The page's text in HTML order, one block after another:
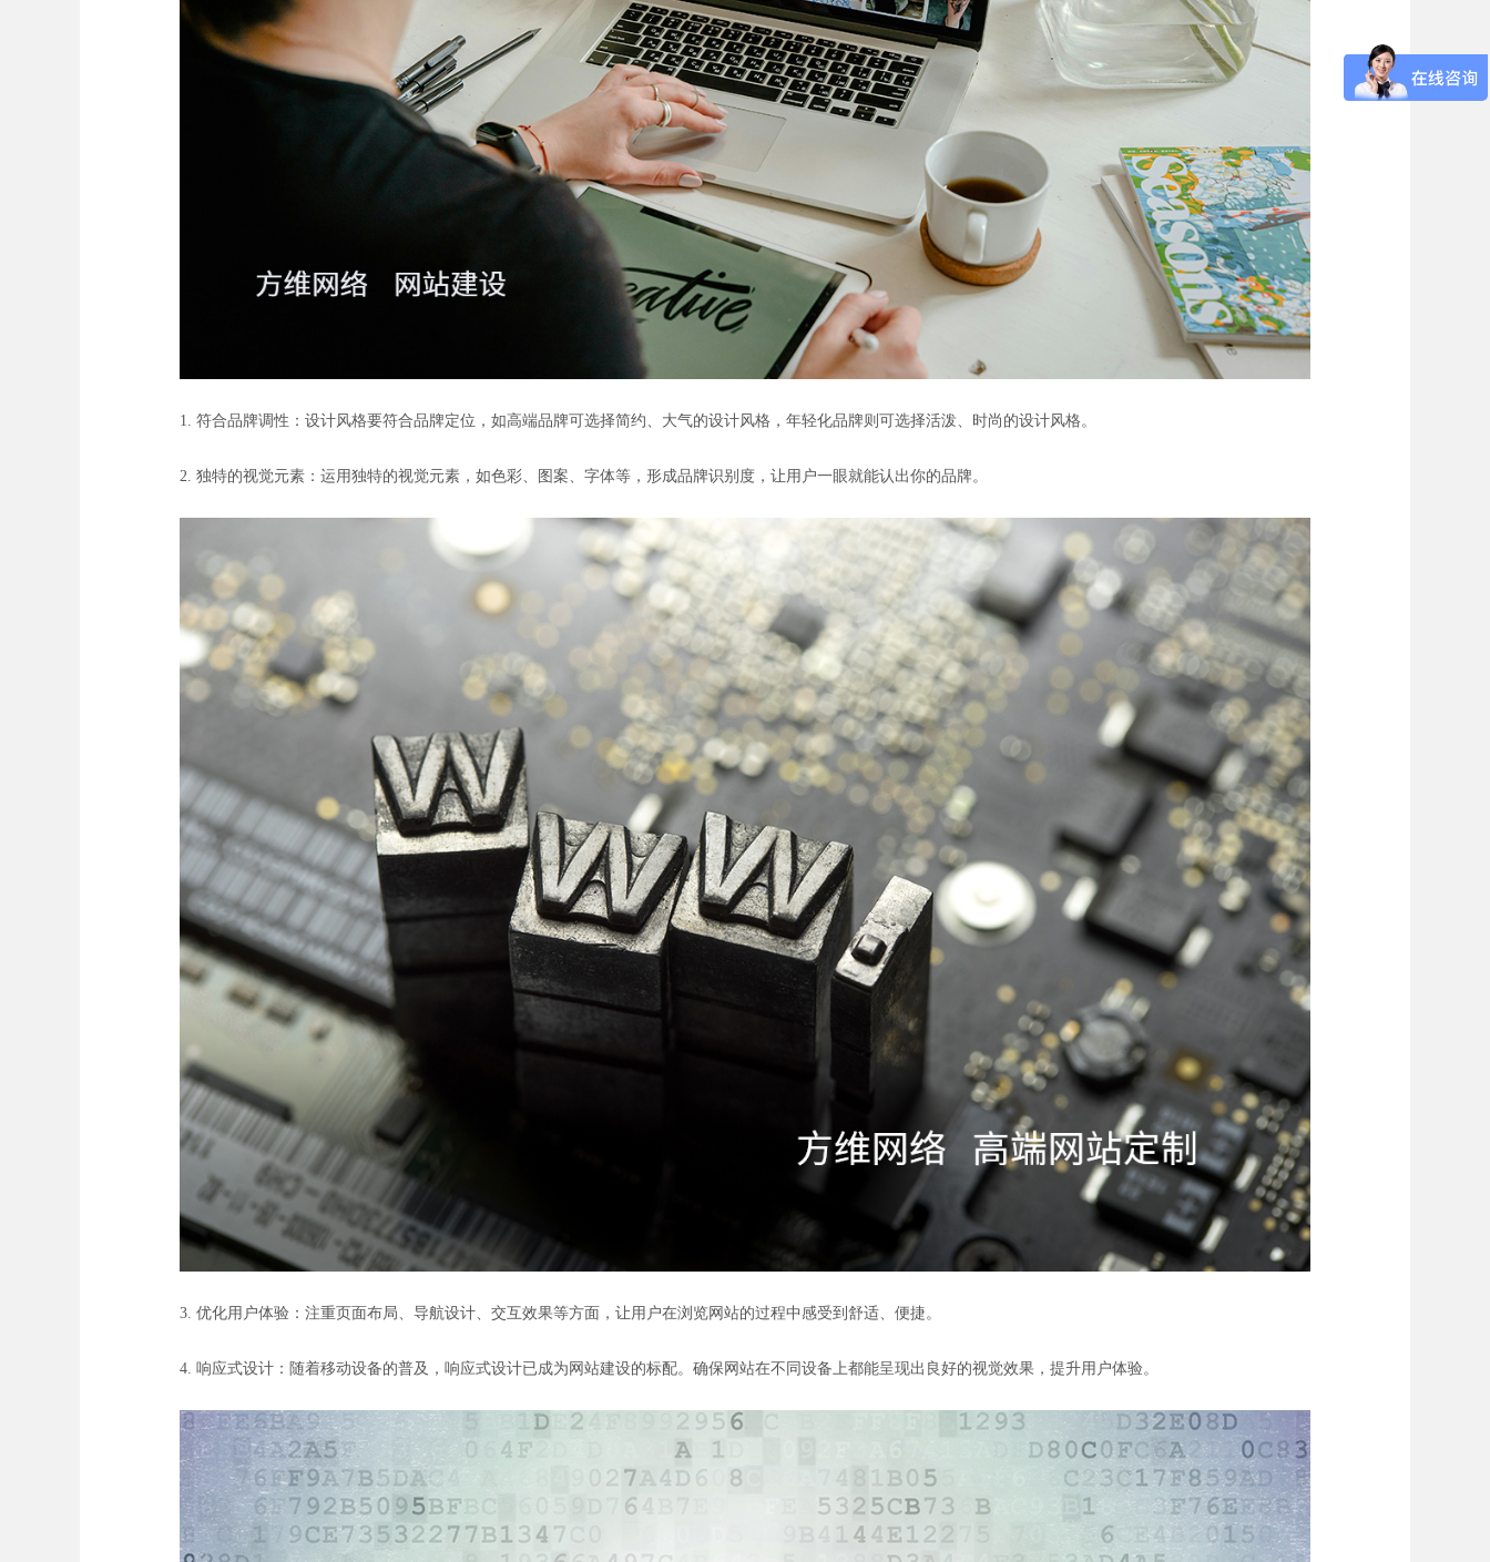
1. 符合品牌调性：设计风格要符合品牌定位，如高端品牌可选择简约、大气的设计风格，年轻化品牌则可选择活泼、时尚的设计风格。
2. 独特的视觉元素：运用独特的视觉元素，如色彩、图案、字体等，形成品牌识别度，让用户一眼就能认出你的品牌。
3. 优化用户体验：注重页面布局、导航设计、交互效果等方面，让用户在浏览网站的过程中感受到舒适、便捷。
4. 响应式设计：随着移动设备的普及，响应式设计已成为网站建设的标配。确保网站在不同设备上都能呈现出良好的视觉效果，提升用户体验。